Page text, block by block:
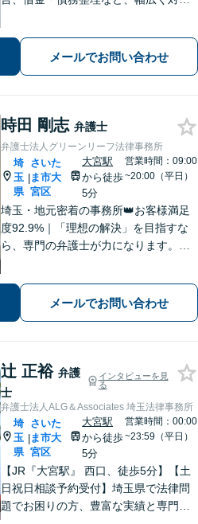
いたしますので、お気軽にご相談くだ
さい。【電話相談可】【休日・夜間対
メールでお問い合わせ
時田 剛志 弁護士
弁護士法人グリーンリーフ法律事務所
埼
玉
県
|
さいた
ま市大
宮区
大宮駅
から徒歩
5分
営業時間：09:00
~20:00（平日）
埼玉・地元密着の事務所👑お客様満足
度92.9%｜「理想の解決」を目指すな
ら、専門の弁護士が力になります。電
ださい。まずは一歩を踏み出しましょ
う。
メールでお問い合わせ
辻 正裕 弁護
士
インタビューを見
る
弁護士法人ALG＆Associates 埼玉法律事務所
埼
玉
県
|
さいた
ま市大
宮区
大宮駅
から徒歩
5分
営業時間：00:00
~23:59（平日）
【JR『大宮駅』 西口、徒歩5分】【土
日祝日相談予約受付】埼玉県で法律問
題でお困りの方、豊富な実績と専門性